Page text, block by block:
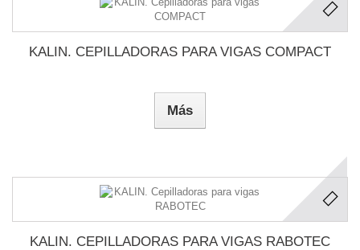
KALIN. CEPILLADORAS PARA VIGAS COMPACT
Más
KALIN. CEPILLADORAS PARA VIGAS RABOTEC